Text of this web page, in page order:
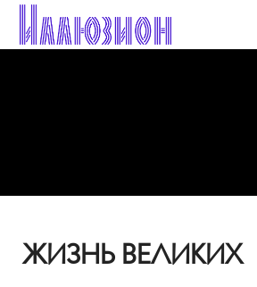
ЖИЗНЬ ВЕЛИКИХ